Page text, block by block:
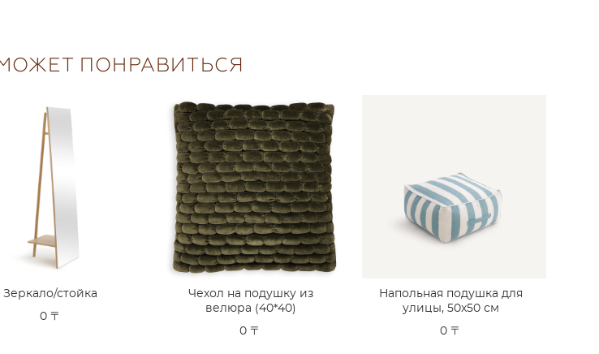
ПОНРАВИТЬСЯ
Зеркало/стойка
0 〒
Чехол на подушку из
велюра (40*40)
0 〒
Напольная подушка для
улицы, 50x50 см
0 〒